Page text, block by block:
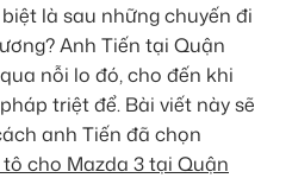
là sau những chuyến đi
Anh Tiến tại Quận
nỗi lo đó, cho đến khi
triệt để. Bài viết này sẽ
anh Tiến đã chọn
cho Mazda 3 tại Quận